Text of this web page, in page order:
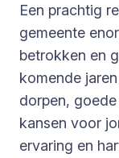
Een prachtig
gemeente
betrokken en
komende
dorpen,
kansen voor
ervaring en